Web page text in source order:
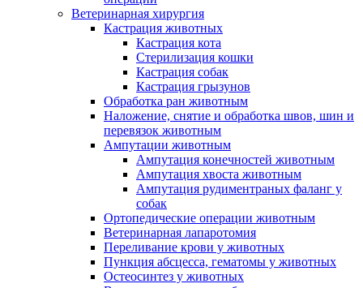
Ветеринарная хирургия
Кастрация животных
Кастрация кота
Стерилизация кошки
Кастрация собак
Кастрация грызунов
Обработка ран животным
Наложение, снятие и обработка швов, шин и
перевязок животным
Ампутации животным
Ампутация конечностей животным
Ампутация хвоста животным
Ампутация рудиментраных фаланг у
собак
Ортопедические операции животным
Ветеринарная лапаротомия
Переливание крови у животных
Пункция абсцесса, гематомы у животных
Остеосинтез у животных